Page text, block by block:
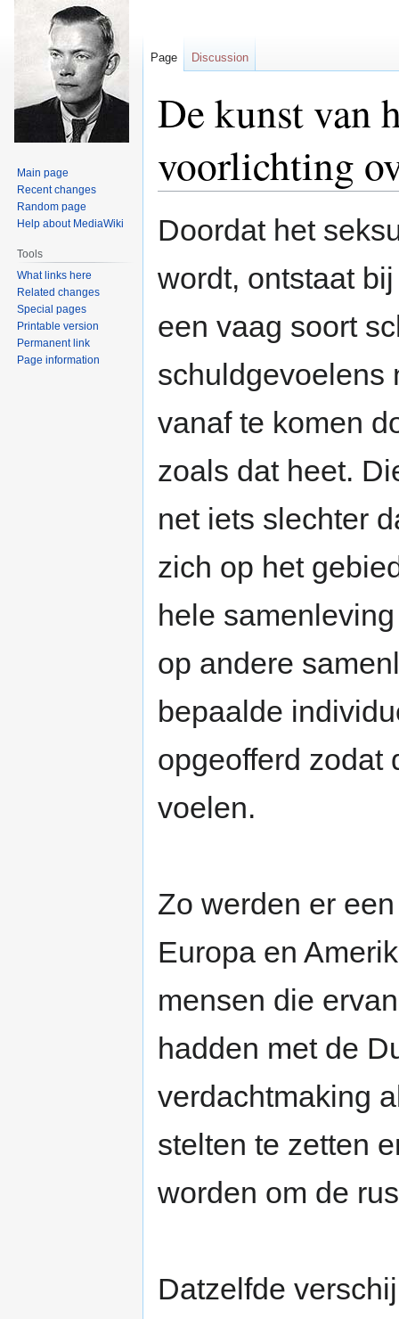
De kunst van
voorlichting
to
to
Doordat het
wordt, ontstaat
een vaag soort
schuldgevoelens
vanaf te komen
zoals dat heet.
net iets slechter
zich op het
hele
op andere
bepaalde
opgeofferd zodat
voelen.
Zo werden er
Europa en
mensen die
hadden met de
verdachtmaking
stelten te zetten
worden om de
Datzelfde
Page Discussion
Main page
Recent changes
Random page
Help about MediaWiki
Tools
What links here
Related changes
Special pages
Printable version
Permanent link
Page information